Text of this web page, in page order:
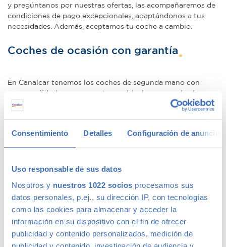
Consentimiento Detalles Configuración de anuncios
Uso responsable de sus datos
Nosotros y nuestros 1022 socios procesamos sus
datos personales, p.ej., su dirección IP, con tecnologías
como las cookies para almacenar y acceder la
información en su dispositivo con el fin de ofrecer
publicidad y contenido personalizados, medición de
y pregúntanos por nuestras ofertas, las acompañaremos de
condiciones de pago excepcionales, adaptándonos a tus
necesidades. Además, aceptamos tu coche a cambio.
Coches de ocasión con garantía
En Canalcar tenemos los coches de segunda mano con
mayor calidad, ya que nuestros vehículos pasan el más
riguroso control de calidad –solo lo supera 1 de cada 4
coches–. Estamos tan seguros de la calidad de nuestros
Estrellas muy similar a la de los coches nuevos.
En Canalcar, el concesionario de coches de ocasión más
grande de Madrid, disponemos de una gran variedad de
marcas y modelos. Encuentra el vehículo de segunda mano
que mejor se adapte a tus necesidades, con la mejor
relación calidad-precio. O si lo prefieres, ven a vernos y te
aconsejamos.